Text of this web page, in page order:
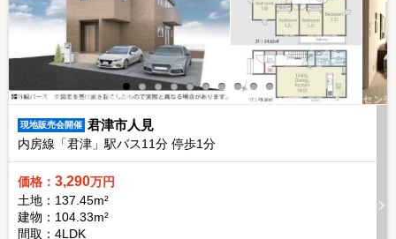
現地販売会開催 君津市人見
内房線「君津」駅バス11分 停歩1分
価格： 3,290万円
土地：137.45m²
建物：104.33m²
間取：4LDK